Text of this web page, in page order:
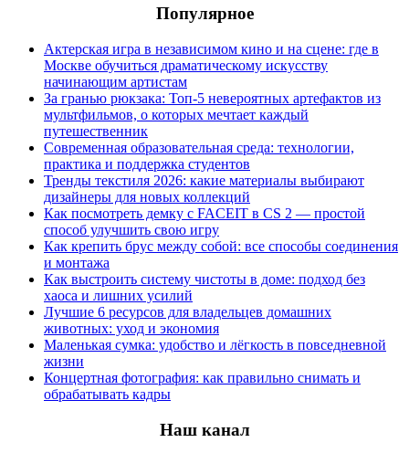
Популярное
Актерская игра в независимом кино и на сцене: где в
Москве обучиться драматическому искусству
начинающим артистам
За гранью рюкзака: Топ-5 невероятных артефактов из
мультфильмов, о которых мечтает каждый
путешественник
Современная образовательная среда: технологии,
практика и поддержка студентов
Тренды текстиля 2026: какие материалы выбирают
дизайнеры для новых коллекций
Как посмотреть демку с FACEIT в CS 2 — простой
способ улучшить свою игру
Как крепить брус между собой: все способы соединения
и монтажа
Как выстроить систему чистоты в доме: подход без
хаоса и лишних усилий
Лучшие 6 ресурсов для владельцев домашних
животных: уход и экономия
Маленькая сумка: удобство и лёгкость в повседневной
жизни
Концертная фотография: как правильно снимать и
обрабатывать кадры
Наш канал